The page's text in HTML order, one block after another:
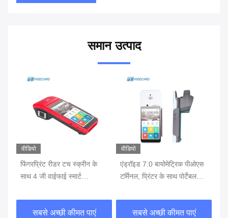
समान उत्पाद
वीडियो
फिंगरप्रिंट रीडर टच स्क्रीन के
साथ 4 जी वाईफाई स्मार्ट
सबसे अच्छी कीमत पाएं
वीडियो
एंड्रॉइड 7.0 बायोमेट्रिक पीओएस
टर्मिनल, प्रिंटर के साथ पोर्टेबल
सबसे अच्छी कीमत पाएं